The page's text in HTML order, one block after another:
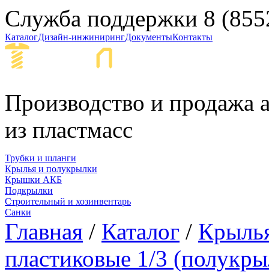
Служба поддержки 8
КаталогДизайн-инжинирингДокументыКонтакты
Производство и продажа
из пластмасс
Трубки и шланги
Крылья и полукрылки
Крышки АКБ
Подкрылки
Строительный и хозинвентарь
Санки
Главная / Каталог /
пластиковые 1/3